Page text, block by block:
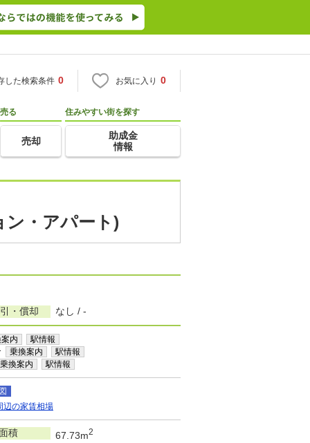
した検索条件 0 お気に入り 0
売る
売却
住みやすい街を探す
助成金
情報
ン・アパート)
・償却 なし / -
内 駅情報
乗換案内 駅情報
乗換案内 駅情報
辺の家賃相場
積 67.73m2